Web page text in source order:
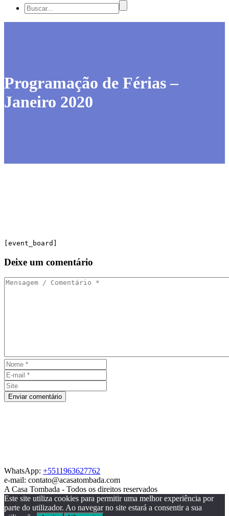
Programação de Férias –
Janeiro 2020
[event_board]
Deixe um comentário
Enviar comentário
WhatsApp: +5511963627762
e-mail: contato@acasatombada.com
A Casa Tombada - Todos os direitos reservados
Este site utiliza cookies para permitir uma melhor experiência por
parte do utilizador. Ao navegar no site estará a consentir a sua